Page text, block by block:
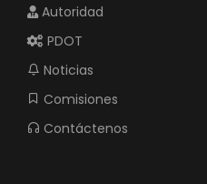
Autoridad
PDOT
Noticias
Comisiones
Contáctenos